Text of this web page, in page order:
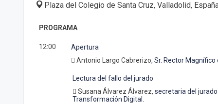
Plaza del Colegio de Santa Cruz, Valladolid,
PROGRAMA
12:00
Apertura
 Antonio Largo Cabrerizo, Sr. Rector
Lectura del fallo del jurado
 Susana Álvarez Álvarez, secretaria del
Transformación Digital.